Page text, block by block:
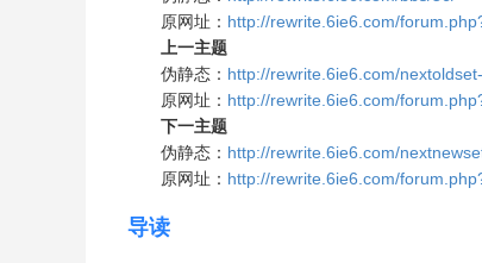
原网址： http://rewrite.6ie6.com/
上一主题
伪静态： http://rewrite.6ie6.com/
原网址： http://rewrite.6ie6.com/
下一主题
伪静态： http://rewrite.6ie6.com/
原网址： http://rewrite.6ie6.com/
导读